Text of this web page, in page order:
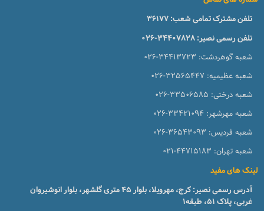
تلفن مشترک تمامی شعب:36177
تلفن رسمی نصیر:026-34407828
شعبه گوهردشت: 026-34413723
شعبه عظیمیه: 026-32565447
شعبه درختی: 026-33506585
شعبه مهرشهر: 026-33421094
شعبه فردیس: 026-36543093
شعبه تهران: 021-44715183
لینک های مفید
آدرس رسمی نصیر: کرج، مهرویلا، بلوار 45 متری گلشهر، بلوار انوشیروان
غربی، پلاک 51، طبقه1